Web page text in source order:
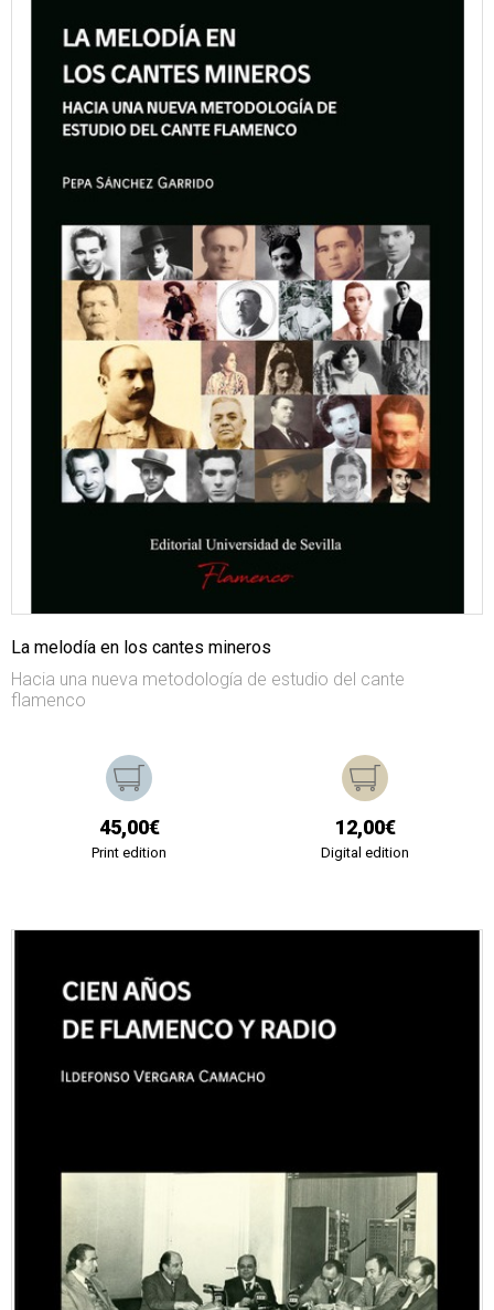
La melodía en los cantes mineros
Hacia una nueva metodología de estudio del cante
flamenco
45,00€
Print edition
12,00€
Digital edition